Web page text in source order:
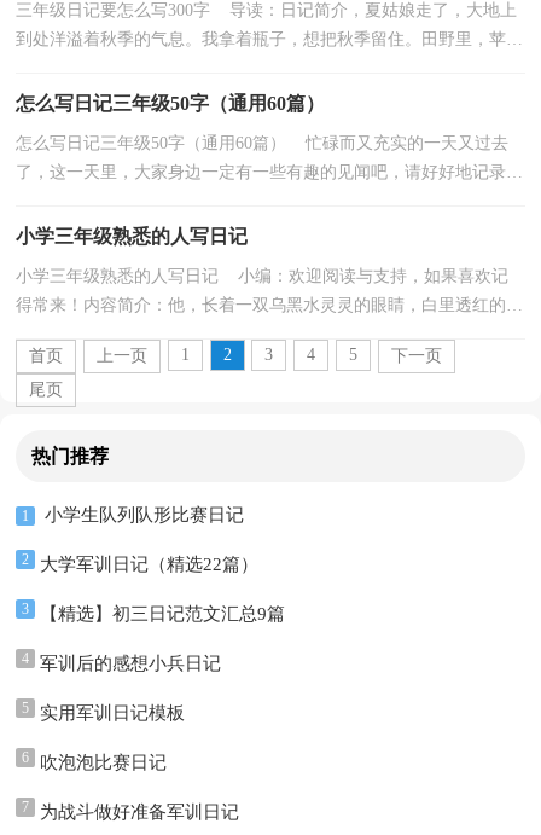
三年级日记要怎么写300字 导读：日记简介，夏姑娘走了，大地上
到处洋溢着秋季的气息。我拿着瓶子，想把秋季留住。田野里，苹果
怎么写日记三年级50字（通用60篇）
怎么写日记三年级50字（通用60篇） 忙碌而又充实的一天又过去
了，这一天里，大家身边一定有一些有趣的见闻吧，请好好地记录下
小学三年级熟悉的人写日记
小学三年级熟悉的人写日记 小编：欢迎阅读与支持，如果喜欢记
得常来！内容简介：他，长着一双乌黑水灵灵的眼睛，白里透红的皮
首页
上一页 1 2 3 4 5
下一页
尾页
热门推荐
1 小学生队列队形比赛日记
2 大学军训日记（精选22篇）
3 【精选】初三日记范文汇总9篇
4 军训后的感想小兵日记
5 实用军训日记模板
6 吹泡泡比赛日记
7 为战斗做好准备军训日记